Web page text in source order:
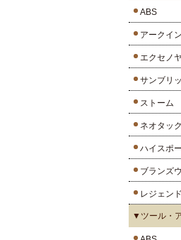
ABS
アークイ
エクセノ
サンブリ
ストーム
ネオタック
ハイスポ
ブランズ
レジェン
▼ツール・